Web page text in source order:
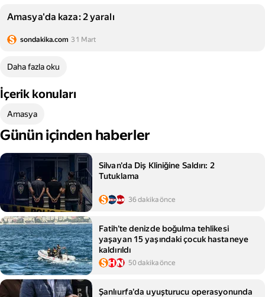
Amasya'da kaza: 2 yaralı
sondakika.com 31 Mart
Daha fazla oku
İçerik konuları
Amasya
Günün içinden haberler
Silvan'da Diş Kliniğine Saldırı: 2
Tutuklama
36 dakika önce
Fatih'te denizde boğulma tehlikesi
yaşayan 15 yaşındaki çocuk hastaneye
kaldırıldı
50 dakika önce
Şanlıurfa'da uyuşturucu operasyonunda